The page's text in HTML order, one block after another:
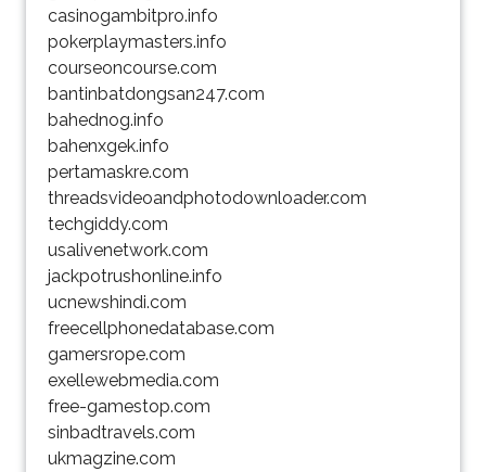
casinogambitpro.info
pokerplaymasters.info
courseoncourse.com
bantinbatdongsan247.com
bahednog.info
bahenxgek.info
pertamaskre.com
threadsvideoandphotodownloader.com
techgiddy.com
usalivenetwork.com
jackpotrushonline.info
ucnewshindi.com
freecellphonedatabase.com
gamersrope.com
exellewebmedia.com
free-gamestop.com
sinbadtravels.com
ukmagzine.com